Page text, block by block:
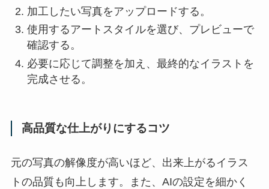
加工したい写真をアップロードする。
使用するアートスタイルを選び、プレビューで
確認する。
必要に応じて調整を加え、最終的なイラストを
完成させる。
高品質な仕上がりにするコツ
元の写真の解像度が高いほど、出来上がるイラス
トの品質も向上します。また、AIの設定を細かく